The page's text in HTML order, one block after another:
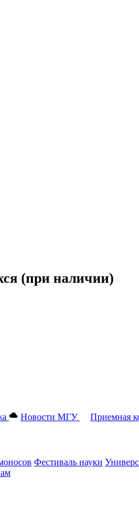
(при наличии)
Новости МГУ Приемная
Фестиваль науки